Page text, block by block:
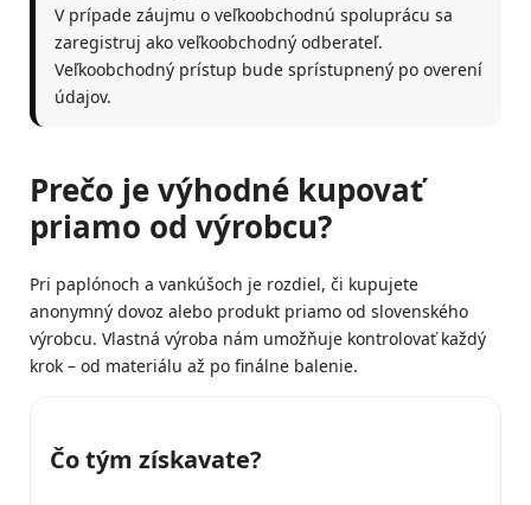
V prípade záujmu o veľkoobchodnú spoluprácu sa
zaregistruj ako veľkoobchodný odberateľ.
Veľkoobchodný prístup bude sprístupnený po overení
údajov.
Prečo je výhodné kupovať
priamo od výrobcu?
Pri paplónoch a vankúšoch je rozdiel, či kupujete
anonymný dovoz alebo produkt priamo od slovenského
výrobcu. Vlastná výroba nám umožňuje kontrolovať každý
krok – od materiálu až po finálne balenie.
Čo tým získavate?